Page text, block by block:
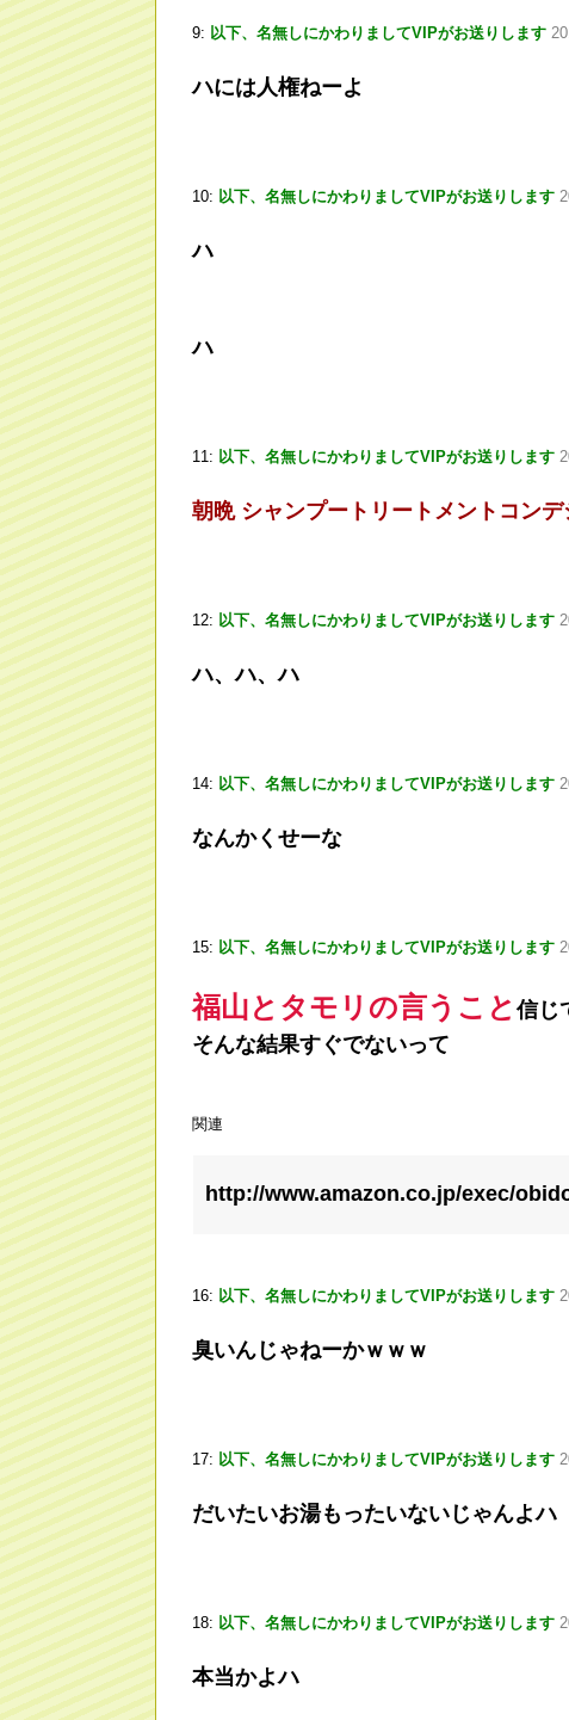
9: 以下、名無しにかわりましてVIPがお送りします
ハには人権ねーよ
10: 以下、名無しにかわりましてVIPがお送りします
ハ
ハ
11: 以下、名無しにかわりましてVIPがお送りします
朝晩 シャンプートリートメントコン
12: 以下、名無しにかわりましてVIPがお送りします
ハ、ハ、ハ
14: 以下、名無しにかわりましてVIPがお送りします
なんかくせーな
15: 以下、名無しにかわりましてVIPがお送りします
福山とタモリの言うこと 信じ
そんな結果すぐでないって
関連
http://www.amazon.co.jp/exec/
16: 以下、名無しにかわりましてVIPがお送りします
臭いんじゃねーかｗｗｗ
17: 以下、名無しにかわりましてVIPがお送りします
だいたいお湯もったいないじゃんよハ
18: 以下、名無しにかわりましてVIPがお送りします
本当かよハ